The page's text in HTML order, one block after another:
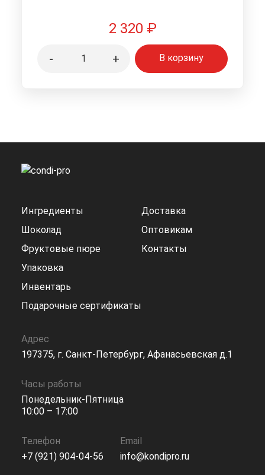
2 320 ₽
- + В корзину
Ингредиенты
Шоколад
Фруктовые пюре
Упаковка
Инвентарь
Подарочные сертификаты
Доставка
Оптовикам
Контакты
Адрес
197375, г. Санкт-Петербург, Афанасьевская д.1
Часы работы
Понедельник-Пятница
10:00 – 17:00
Телефон
+7 (921) 904-04-56
Email
info@kondipro.ru